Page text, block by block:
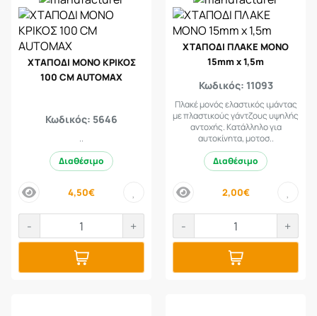
ΧΤΑΠΟΔΙ ΜΟΝΟ ΚΡΙΚΟΣ
100 CM AUTOMAX
Κωδικός: 5646
..
Διαθέσιμο
price 4,50€
- +
ΧΤΑΠΟΔΙ ΠΛΑΚΕ ΜΟΝΟ
15mm x 1,5m
Κωδικός: 11093
Πλακέ μονός ελαστικός ιμάντας
με πλαστικούς γάντζους υψηλής
αντοχής. Κατάλληλο για
αυτοκίνητα, μοτοσ..
Διαθέσιμο
price 2,00€
- +